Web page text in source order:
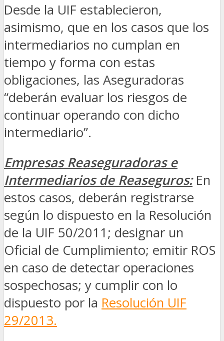
Desde la UIF establecieron,
asimismo, que en los casos que los
intermediarios no cumplan en
tiempo y forma con estas
obligaciones, las Aseguradoras
“deberán evaluar los riesgos de
continuar operando con dicho
intermediario”.
Empresas Reaseguradoras e
Intermediarios de Reaseguros:En
estos casos, deberán registrarse
según lo dispuesto en la Resolución
de la UIF 50/2011; designar un
Oficial de Cumplimiento; emitir ROS
en caso de detectar operaciones
sospechosas; y cumplir con lo
dispuesto por la Resolución UIF
29/2013.